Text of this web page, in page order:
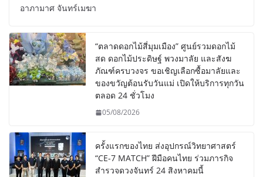
อาภามาศ จันทร์เมฆา
“ตลาดดอกไม้สี่มุมเมือง” ศูนย์รวมดอกไม้
สด ดอกไม้ประดิษฐ์ พวงมาลัย และสังฆ
ภัณฑ์ครบวงจร ขอเชิญเลือกซื้อมาลัยและ
ของขวัญต้อนรับวันแม่ เปิดให้บริการทุกวัน
ตลอด 24 ชั่วโมง
05/08/2026
ครั้งแรกของไทย ส่งอุปกรณ์วิทยาศาสตร์
“CE-7 MATCH” ฝีมือคนไทย ร่วมภารกิจ
สำรวจดวงจันทร์ 24 สิงหาคมนี้